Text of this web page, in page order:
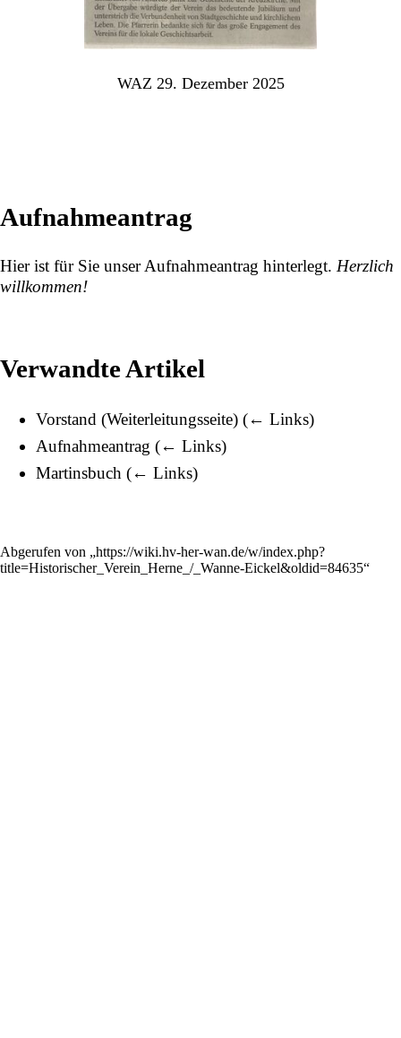
WAZ 29. Dezember 2025
Aufnahmeantrag
Hier ist für Sie unserAufnahmeantrag hinterlegt. Herzlich
willkommen!
Verwandte Artikel
Vorstand (Weiterleitungsseite) (← Links)
Aufnahmeantrag (← Links)
Martinsbuch (← Links)
Abgerufen von „https://wiki.hv-her-wan.de/w/index.php?
title=Historischer_Verein_Herne_/_Wanne-Eickel&oldid=84635“